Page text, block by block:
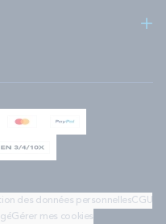
des données personnellesCGU
Gérer mes cookies